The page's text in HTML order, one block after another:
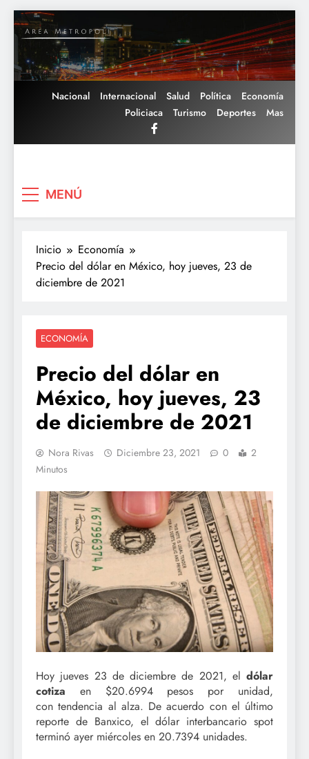
Saltar
al
contenido
Nacional Internacional Salud Política
Economía
Policiaca
Turismo Deportes Mas
MENÚ
Inicio
Economía
Precio del dólar en México, hoy jueves, 23 de
diciembre de 2021
ECONOMÍA
Precio del dólar en
México, hoy jueves, 23
de diciembre de 2021
Nora Rivas Diciembre 23, 2021 0
2
Minutos
Hoy jueves 23 de diciembre de 2021, el dólar
cotiza en $20.6994 pesos por unidad,
con tendencia al alza. De acuerdo con el último
reporte de Banxico, el dólar interbancario spot
terminó ayer miércoles en 20.7394 unidades.